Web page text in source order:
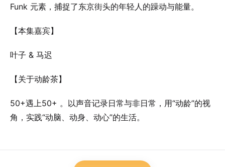
Funk 元素，捕捉了东京街头的年轻人的躁动与能量。
【本集嘉宾】
叶子 & 马迟
【关于动龄茶】
50+遇上50+ 。以声音记录日常与非日常，用“动龄”的视
角，实践“动脑、动身、动心”的生活。